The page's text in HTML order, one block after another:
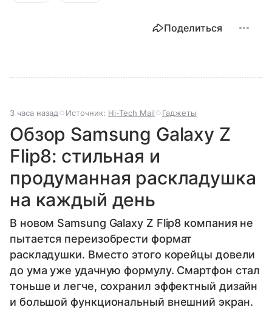
Поделиться
3 часа назад Источник: Hi-Tech Mail Гаджеты
Обзор Samsung Galaxy Z
Flip8: стильная и
продуманная раскладушка
на каждый день
В новом Samsung Galaxy Z Flip8 компания не
пытается переизобрести формат
раскладушки. Вместо этого корейцы довели
до ума уже удачную формулу. Смартфон стал
тоньше и легче, сохранил эффектный дизайн
и большой функциональный внешний экран.